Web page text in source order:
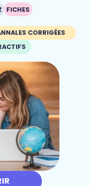
FICHES
CORRIGÉES